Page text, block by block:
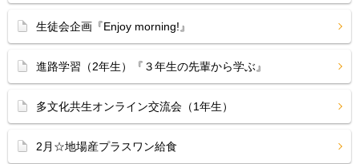
生徒会企画『Enjoy morning!』
進路学習（2年生）『３年生の先輩から学ぶ』
多文化共生オンライン交流会（1年生）
2月☆地場産プラスワン給食